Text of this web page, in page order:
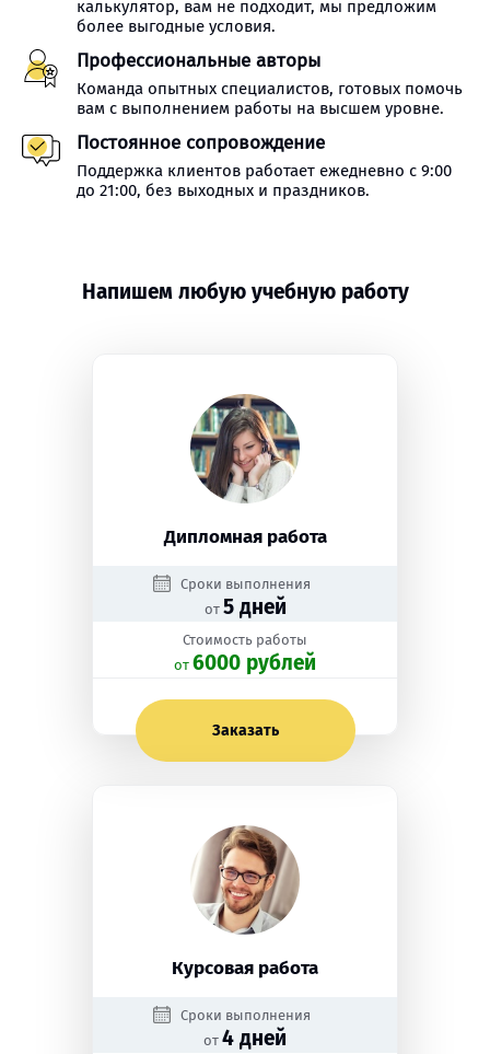
калькулятор, вам не подходит, мы предложим
более выгодные условия.
Профессиональные авторы
Команда опытных специалистов, готовых помочь
вам с выполнением работы на высшем уровне.
Постоянное сопровождение
Поддержка клиентов работает ежедневно с 9:00
до 21:00, без выходных и праздников.
Напишем любую учебную работу
Дипломная работа
Сроки выполнения
от 5 дней
Стоимость работы
oт 6000 рублей
Заказать
Курсовая работа
Сроки выполнения
от 4 дней